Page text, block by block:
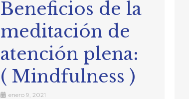
Beneficios de la
meditación de
atención plena:
( Mindfulness )
enero 9, 2021